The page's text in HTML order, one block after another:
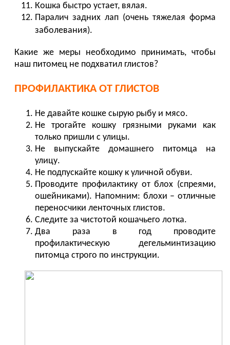
Кошка быстро устает, вялая.
Паралич задних лап (очень тяжелая форма
заболевания).
Какие же меры необходимо принимать, чтобы
наш питомец не подхватил глистов?
ПРОФИЛАКТИКА ОТ ГЛИСТОВ
Не давайте кошке сырую рыбу и мясо.
Не трогайте кошку грязными руками как
только пришли с улицы.
Не выпускайте домашнего питомца на
улицу.
Не подпускайте кошку к уличной обуви.
Проводите профилактику от блох (спреями,
ошейниками). Напомним: блохи – отличные
переносчики ленточных глистов.
Следите за чистотой кошачьего лотка.
Два раза в год проводите
профилактическую дегельминтизацию
питомца строго по инструкции.